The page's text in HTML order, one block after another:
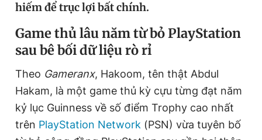
Sản phẩm khác
Tiện ích Bạn cần biết
Thông tin tòa soạn Liên hệ quảng cáo
hiếm để trục lợi bất chính.
Game thủ lâu năm từ bỏ PlayStation
sau bê bối dữ liệu rò rỉ
Theo Gameranx, Hakoom, tên thật Abdul
Hakam, là một game thủ kỳ cựu từng đạt năm
kỷ lục Guinness về số điểm Trophy cao nhất
trên PlayStation Network (PSN) vừa tuyên bố